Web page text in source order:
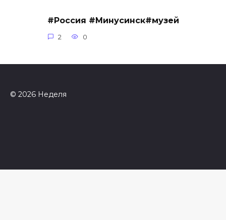
#Россия #Минусинск#музей
2 0
© 2026 Неделя